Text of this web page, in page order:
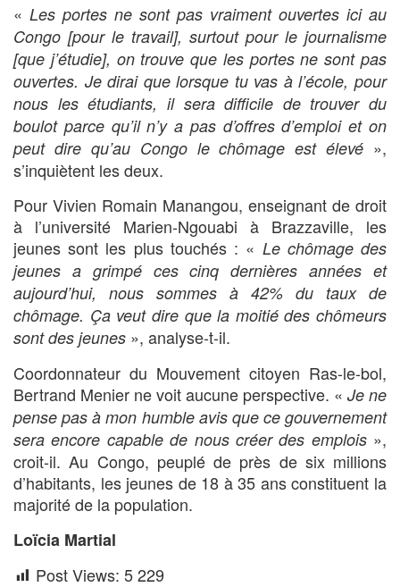
« Les portes ne sont pas vraiment ouvertes ici au
Congo [pour le travail], surtout pour le journalisme
[que j’étudie], on trouve que les portes ne sont pas
ouvertes. Je dirai que lorsque tu vas à l’école, pour
nous les étudiants, il sera difficile de trouver du
boulot parce qu’il n’y a pas d’offres d’emploi et on
peut dire qu’au Congo le chômage est élevé »,
s’inquiètent les deux.
Pour Vivien Romain Manangou, enseignant de droit
à l’université Marien-Ngouabi à Brazzaville, les
jeunes sont les plus touchés : « Le chômage des
jeunes a grimpé ces cinq dernières années et
aujourd’hui, nous sommes à 42% du taux de
chômage. Ça veut dire que la moitié des chômeurs
sont des jeunes », analyse-t-il.
Coordonnateur du Mouvement citoyen Ras-le-bol,
Bertrand Menier ne voit aucune perspective. « Je ne
pense pas à mon humble avis que ce gouvernement
sera encore capable de nous créer des emplois »,
croit-il. Au Congo, peuplé de près de six millions
d’habitants, les jeunes de 18 à 35 ans constituent la
majorité de la population.
Loïcia Martial
Post Views: 5 229